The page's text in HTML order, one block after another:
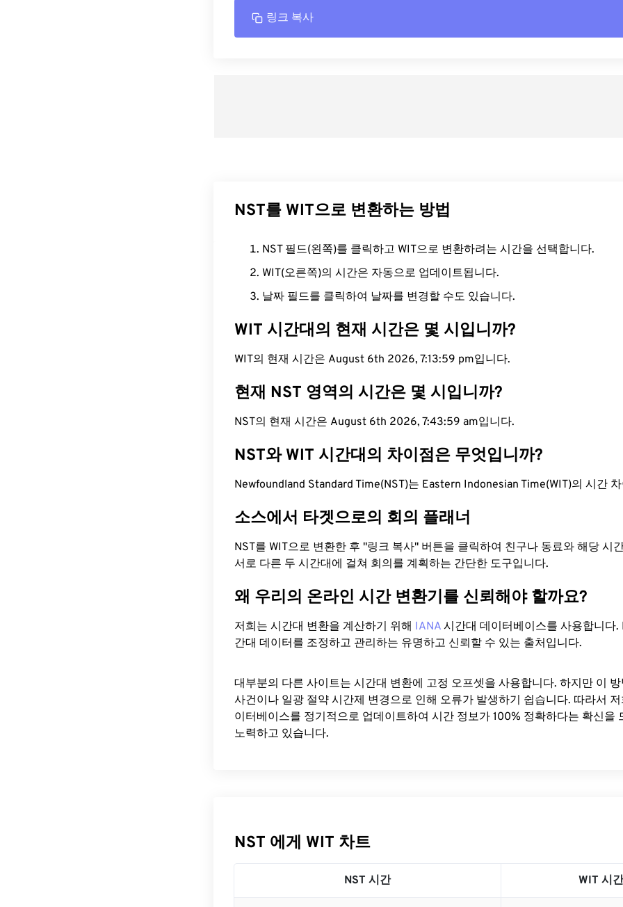
링크 복사
NST를 WIT으로 변환하는 방법
NST 필드(왼쪽)를 클릭하고 WIT으로 변환하려는 시간을 선택합니다.
WIT(오른쪽)의 시간은 자동으로 업데이트됩니다.
날짜 필드를 클릭하여 날짜를 변경할 수도 있습니다.
WIT 시간대의 현재 시간은 몇 시입니까?
WIT의 현재 시간은 August 6th 2026, 7:14:00 pm입니다.
현재 NST 영역의 시간은 몇 시입니까?
NST의 현재 시간은 August 6th 2026, 7:44:00 am입니다.
NST와 WIT 시간대의 차이점은 무엇입니까?
Newfoundland Standard Time(NST)는 Eastern Indonesian Time(WIT)의 시간
소스에서 타겟으로의 회의 플래너
NST를 WIT으로 변환한 후 "링크 복사" 버튼을 클릭하여 친구나 동료와 해당 시
서로 다른 두 시간대에 걸쳐 회의를 계획하는 간단한 도구입니다.
왜 우리의 온라인 시간 변환기를 신뢰해야 할까요?
저희는 시간대 변환을 계산하기 위해 IANA 시간대 데이터베이스를 사용합니다.
간대 데이터를 조정하고 관리하는 유명하고 신뢰할 수 있는 출처입니다.
대부분의 다른 사이트는 시간대 변환에 ​​고정 오프셋을 사용합니다. 하지만 이
사건이나 일광 절약 시간제 변경으로 인해 오류가 발생하기 쉽습니다. 따라서 저
이터베이스를 정기적으로 업데이트하여 시간 정보가 100% 정확하다는 확신을
노력하고 있습니다.
NST 에게 WIT 차트
NST 시간 WIT 시간